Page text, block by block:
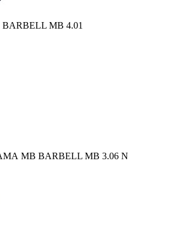
MB 4.01
MB BARBELL MB 3.06 N